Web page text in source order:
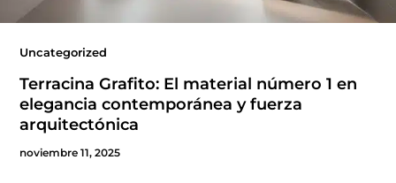
Uncategorized
Terracina Grafito: El material número 1 en
elegancia contemporánea y fuerza
arquitectónica
noviembre 11, 2025